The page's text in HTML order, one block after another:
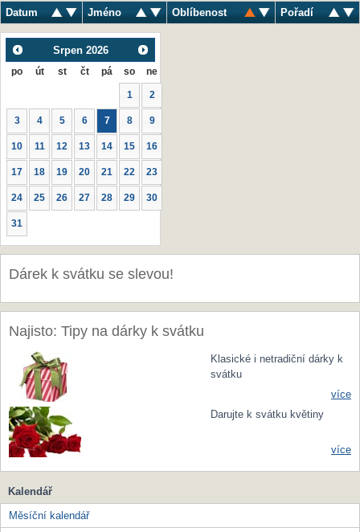
Datum Jméno Oblíbenost Pořadí
Srpen 2026
po út st čt pá so ne
1 2
3 4 5 6 7 8 9
10 11 12 13 14 15 16
17 18 19 20 21 22 23
24 25 26 27 28 29 30
31
Dárek k svátku se slevou!
Najisto: Tipy na dárky k svátku
Klasické i netradiční dárky k
svátku
více
Darujte k svátku květiny
více
Kalendář
Měsíční kalendář